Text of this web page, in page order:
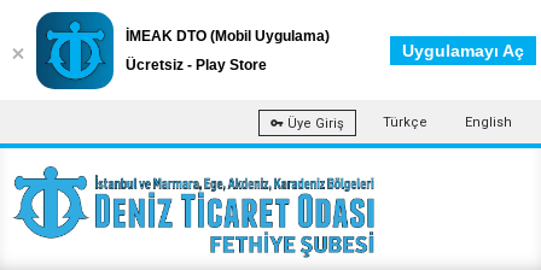
Üye Giriş Türkçe English
İMEAK DTO (Mobil Uygulama)
Ücretsiz - Play Store
Uygulamayı Aç